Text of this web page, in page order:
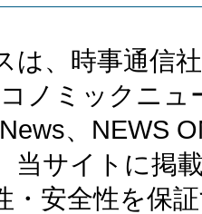
は、時事通信
ノミックニ
、NEWS
当サイトに掲
・安全性を保